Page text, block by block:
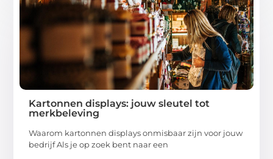
Kartonnen displays: jouw sleutel tot
merkbeleving
Waarom kartonnen displays onmisbaar zijn voor jouw
bedrijf Als je op zoek bent naar een